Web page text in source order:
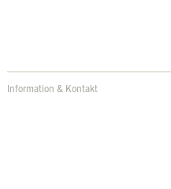
Information & Kontakt